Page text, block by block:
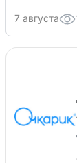
7 августа